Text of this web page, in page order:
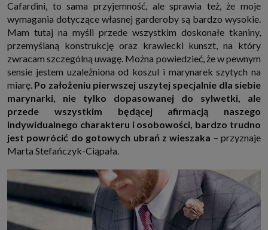
Cafardini, to sama przyjemność, ale sprawia też, że moje
wymagania dotyczące własnej garderoby są bardzo wysokie.
Mam tutaj na myśli przede wszystkim doskonałe tkaniny,
przemyślaną konstrukcję oraz krawiecki kunszt, na który
zwracam szczególną uwagę. Można powiedzieć, że w pewnym
sensie jestem uzależniona od koszul i marynarek szytych na
miarę. Po założeniu pierwszej uszytej specjalnie dla siebie
marynarki, nie tylko dopasowanej do sylwetki, ale
przede wszystkim będącej afirmacją naszego
indywidualnego charakteru i osobowości, bardzo trudno
jest powrócić do gotowych ubrań z wieszaka – przyznaje
Marta Stefańczyk-Ciąpała.